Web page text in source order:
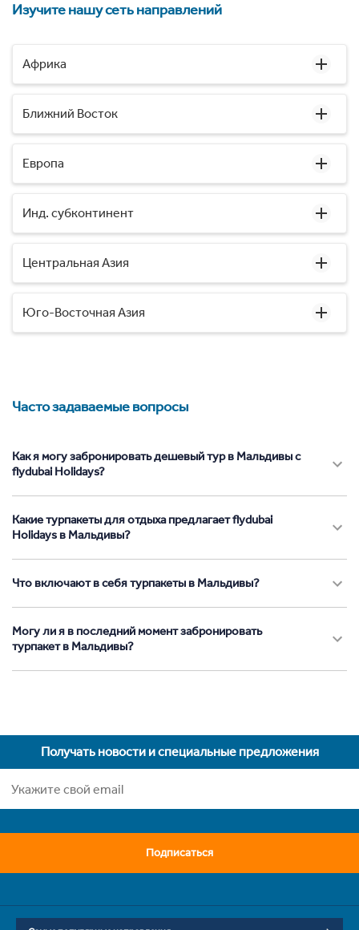
Изучите нашу сеть направлений
Африка
Ближний Восток
Европа
Инд. субконтинент
Центральная Азия
Юго-Восточная Азия
Часто задаваемые вопросы
Как я могу забронировать дешевый тур в Мальдивы с
flydubai Holidays?
Какие турпакеты для отдыха предлагает flydubai
Holidays в Мальдивы?
Что включают в себя турпакеты в Мальдивы?
Могу ли я в последний момент забронировать
турпакет в Мальдивы?
Получать новости и специальные предложения
Подписаться